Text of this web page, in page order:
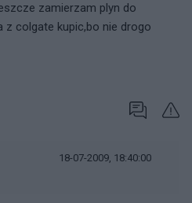
zamierzam plyn do
z colgate kupic,bo nie drogo
18-07-2009, 18:40:00